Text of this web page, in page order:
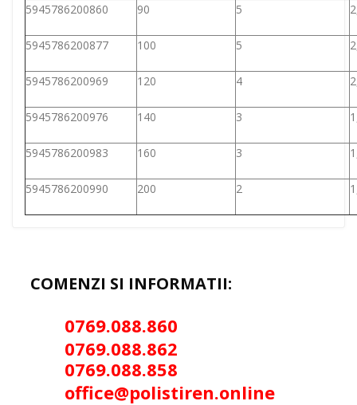
5945786200860 90 5
5945786200877 100 5
5945786200969 120 4
5945786200976 140 3
5945786200983 160 3
5945786200990 200 2
COMENZI SI INFORMATII:
0769.088.860
0769.088.862
0769.088.858
office@polistiren.online